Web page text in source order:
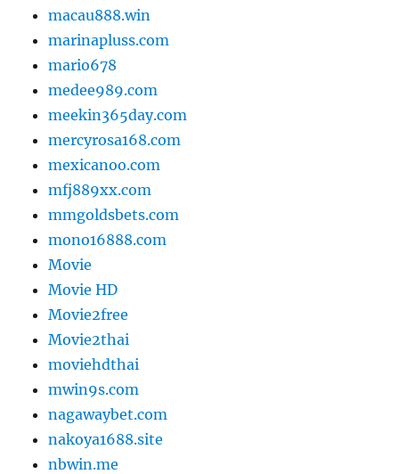
macau888.win
marinapluss.com
mario678
medee989.com
meekin365day.com
mercyrosa168.com
mexicanoo.com
mfj889xx.com
mmgoldsbets.com
mono16888.com
Movie
Movie HD
Movie2free
Movie2thai
moviehdthai
mwin9s.com
nagawaybet.com
nakoya1688.site
nbwin.me